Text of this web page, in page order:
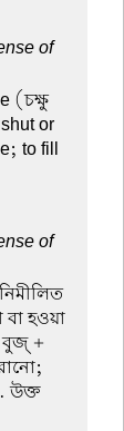
of
(চক্ষু
or
to fill
of
বা হওয়া
বুজ্ +
উক্ত